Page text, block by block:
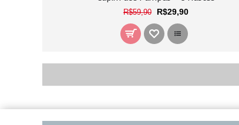
R$59,90 R$29,90